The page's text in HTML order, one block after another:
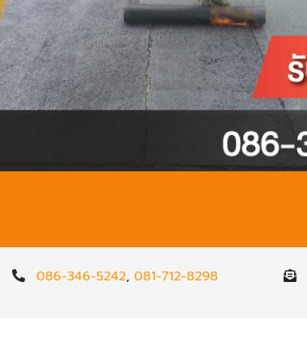
086-346-5242, 081-712-8298